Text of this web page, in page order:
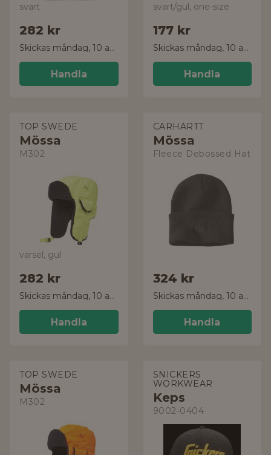
svart
282 kr
Skickas måndag, 10 aug.
Handla
svart/gul, one-size
177 kr
Skickas måndag, 10 aug.
Handla
TOP SWEDE
Mössa
M302
varsel, gul
282 kr
Skickas måndag, 10 aug.
Handla
CARHARTT
Mössa
Fleece Debossed Hat
324 kr
Skickas måndag, 10 aug.
Handla
TOP SWEDE
Mössa
M302
SNICKERS
WORKWEAR
Keps
9002-0404